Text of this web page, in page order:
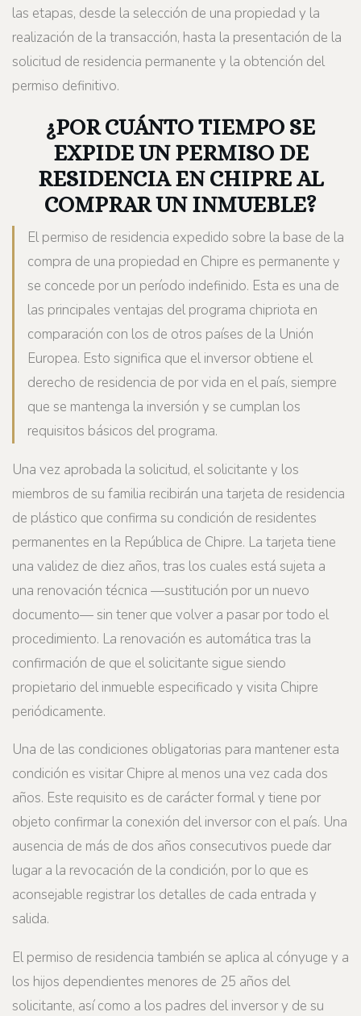
las etapas, desde la selección de una propiedad y la
realización de la transacción, hasta la presentación de la
solicitud de residencia permanente y la obtención del
permiso definitivo.
¿POR CUÁNTO TIEMPO SE
EXPIDE UN PERMISO DE
RESIDENCIA EN CHIPRE AL
COMPRAR UN INMUEBLE?
El permiso de residencia expedido sobre la base de la
compra de una propiedad en Chipre es permanente y
se concede por un período indefinido. Esta es una de
las principales ventajas del programa chipriota en
comparación con los de otros países de la Unión
Europea. Esto significa que el inversor obtiene el
derecho de residencia de por vida en el país, siempre
que se mantenga la inversión y se cumplan los
requisitos básicos del programa.
Una vez aprobada la solicitud, el solicitante y los
miembros de su familia recibirán una tarjeta de residencia
de plástico que confirma su condición de residentes
permanentes en la República de Chipre. La tarjeta tiene
una validez de diez años, tras los cuales está sujeta a
una renovación técnica —sustitución por un nuevo
documento— sin tener que volver a pasar por todo el
procedimiento. La renovación es automática tras la
confirmación de que el solicitante sigue siendo
propietario del inmueble especificado y visita Chipre
periódicamente.
Una de las condiciones obligatorias para mantener esta
condición es visitar Chipre al menos una vez cada dos
años. Este requisito es de carácter formal y tiene por
objeto confirmar la conexión del inversor con el país. Una
ausencia de más de dos años consecutivos puede dar
lugar a la revocación de la condición, por lo que es
aconsejable registrar los detalles de cada entrada y
salida.
El permiso de residencia también se aplica al cónyuge y a
los hijos dependientes menores de 25 años del
solicitante, así como a los padres del inversor y de su